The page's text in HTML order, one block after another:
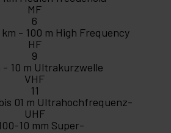
MF
6
- 100 m High Frequency
HF
9
- 10 m Ultrakurzwelle
VHF
11
01 m Ultrahochfrequenz-
UHF
10 mm Super-